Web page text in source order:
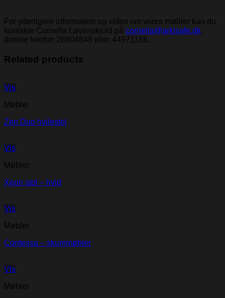
For yderligere information og viden om vores møbler kan du
kontakte Cornelia Løvenskjold på cornelia@arkisafe.dk,
direkte telefon 26804848 eller 44971188.
Related products
Vis
Møbler
Zen Duo hvilestol
Vis
Møbler
Xeon stol – hvid
Vis
Møbler
Contessa – skummøbler
Vis
Møbler